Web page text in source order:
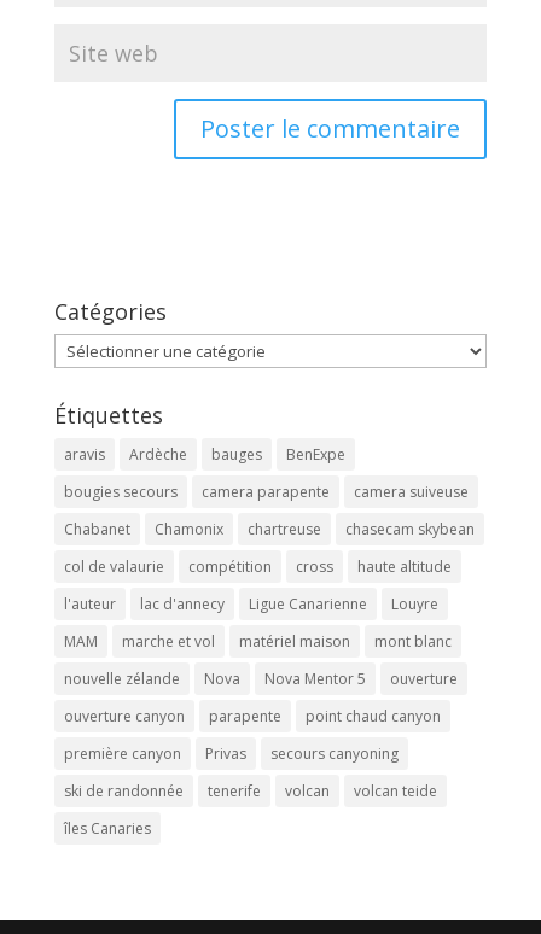
Catégories
Catégories
Étiquettes
aravis Ardèche bauges
BenExpe
bougies secours
camera parapente
camera suiveuse
Chabanet
Chamonix chartreuse
chasecam skybean
col de valaurie
compétition cross
haute altitude
l'auteur
lac d'annecy Ligue Canarienne
Louyre
MAM
marche et vol matériel maison
mont blanc
nouvelle zélande
Nova Nova Mentor 5
ouverture
ouverture canyon
parapente
point chaud canyon
première canyon
Privas
secours canyoning
ski de randonnée
tenerife volcan
volcan teide
îles Canaries